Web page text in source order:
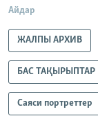
Айдар
ЖАЛПЫ АРХИВ
БАС ТАҚЫРЫПТАР
Саяси портреттер